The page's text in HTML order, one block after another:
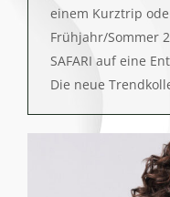
einem Kurztrip
Frühjahr/Sommer
SAFARI auf eine
Die neue